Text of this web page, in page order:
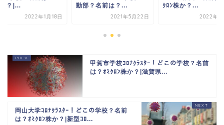
？|...
2022年1月18日
動部？名前は？...
2021年5月22日
ｸﾛﾝ株か？...
2022年2
甲賀市学校ｺﾛﾅｸﾗｽﾀｰ！どこの学校？名前
は？ｵﾐｸﾛﾝ株か？|滋賀県...
岡山大学ｺﾛﾅｸﾗｽﾀｰ！どこの学校？名前
は？ｵﾐｸﾛﾝ株か？|新型ｺﾛ...